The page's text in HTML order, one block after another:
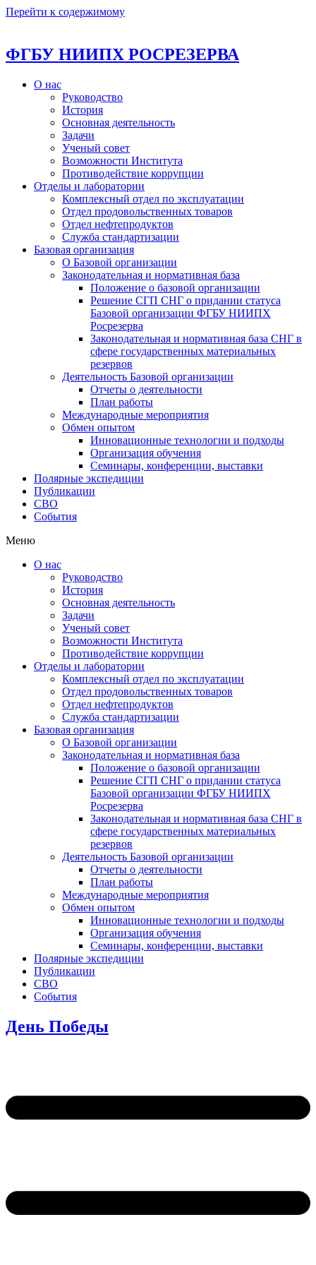
Перейти к содержимому
ФГБУ НИИПХ РОСРЕЗЕРВА
О нас
Руководство
История
Основная деятельность
Задачи
Ученый совет
Возможности Института
Противодействие коррупции
Отделы и лаборатории
Комплексный отдел по эксплуатации
Отдел продовольственных товаров
Отдел нефтепродуктов
Служба стандартизации
Базовая организация
О Базовой организации
Законодательная и нормативная база
Положение о базовой организации
Решение СГП СНГ о придании статуса
Базовой организации ФГБУ НИИПХ
Росрезерва
Законодательная и нормативная база СНГ в
сфере государственных материальных
резервов
Деятельность Базовой организации
Отчеты о деятельности
План работы
Международные мероприятия
Обмен опытом
Инновационные технологии и подходы
Организация обучения
Семинары, конференции, выставки
Полярные экспедиции
Публикации
СВО
События
Меню
О нас
Руководство
История
Основная деятельность
Задачи
Ученый совет
Возможности Института
Противодействие коррупции
Отделы и лаборатории
Комплексный отдел по эксплуатации
Отдел продовольственных товаров
Отдел нефтепродуктов
Служба стандартизации
Базовая организация
О Базовой организации
Законодательная и нормативная база
Положение о базовой организации
Решение СГП СНГ о придании статуса
Базовой организации ФГБУ НИИПХ
Росрезерва
Законодательная и нормативная база СНГ в
сфере государственных материальных
резервов
Деятельность Базовой организации
Отчеты о деятельности
План работы
Международные мероприятия
Обмен опытом
Инновационные технологии и подходы
Организация обучения
Семинары, конференции, выставки
Полярные экспедиции
Публикации
СВО
События
День Победы